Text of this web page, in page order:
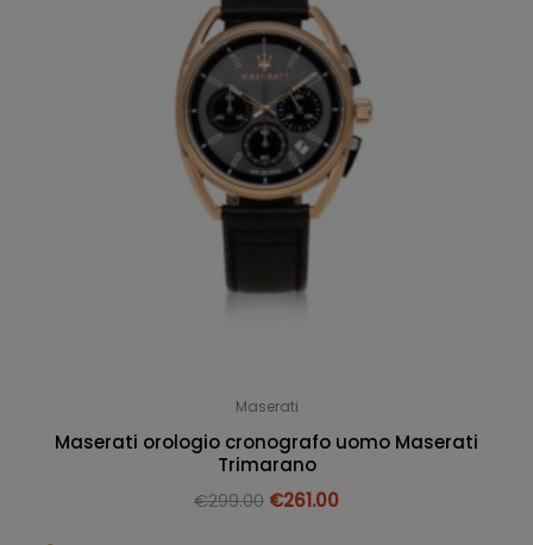
Maserati
Maserati orologio cronografo uomo Maserati
Trimarano
€299.00 €261.00